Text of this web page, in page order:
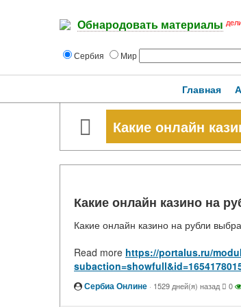
Обнародовать материалы
Сербия Мир
Главная
Какие онлайн
Какие онлайн казино на
Какие онлайн казино на рубли
Read more https://portalus.ru/
Сербиа Онлине · 1529 дней(я) назад 0